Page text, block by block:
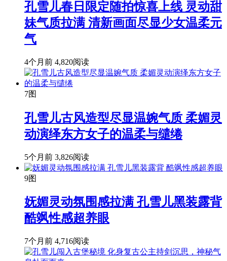
孔雪儿春日限定随拍惊喜上线 灵动甜
妹气质拉满 清新画面尽显少女温柔元
气
4个月前 4,820阅读
7图
孔雪儿古风造型尽显温婉气质 柔媚灵
动演绎东方女子的温柔与缱绻
5个月前 3,826阅读
9图
妩媚灵动氛围感拉满 孔雪儿黑装露背
酷飒性感超养眼
7个月前 4,716阅读